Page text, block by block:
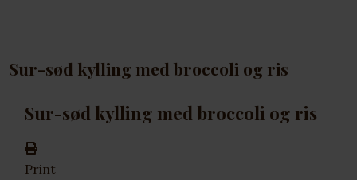
Sur-sød kylling med broccoli og ris
Sur-sød kylling med broccoli og ris
Print